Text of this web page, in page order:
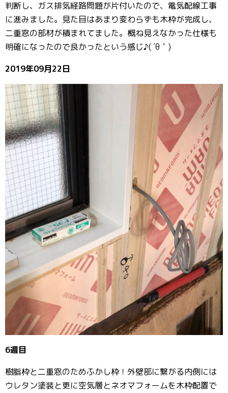
判断し、ガス排気経路問題が片付いたので、電気配線工事
に進みました。見た目はあまり変わらずも木枠が完成し、
二重窓の部材が積まれてました。概ね見えなかった仕様も
明確になったので良かったという感じ♪( ´θ｀)
2019年09月22日
6週目
樹脂枠と二重窓のためふかし枠！外壁部に繋がる内側には
ウレタン塗装と更に空気層とネオマフォームを木枠配置で